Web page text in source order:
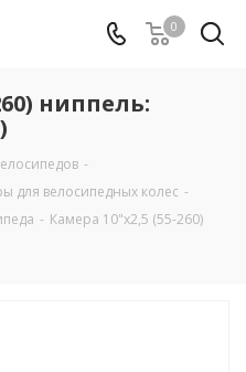
0
ниппель:
-
для велосипедных колес -
- Камера 10"х2,5 (55-260)